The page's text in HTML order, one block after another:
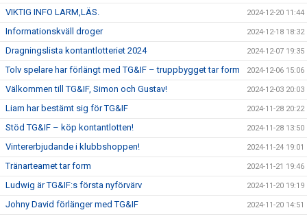
VIKTIG INFO LARM,LÄS. 2024-12-20 11:44
Informationskväll droger 2024-12-18 18:32
Dragningslista kontantlotteriet 2024 2024-12-07 19:35
Tolv spelare har förlängt med TG&IF – truppbygget tar form 2024-12-06 15:06
Välkommen till TG&IF, Simon och Gustav! 2024-12-03 20:03
Liam har bestämt sig för TG&IF 2024-11-28 20:22
Stöd TG&IF – köp kontantlotten! 2024-11-28 13:50
Vintererbjudande i klubbshoppen! 2024-11-24 19:01
Tränarteamet tar form 2024-11-21 19:46
Ludwig är TG&IF:s första nyförvärv 2024-11-20 19:19
Johny David förlänger med TG&IF 2024-11-20 14:51